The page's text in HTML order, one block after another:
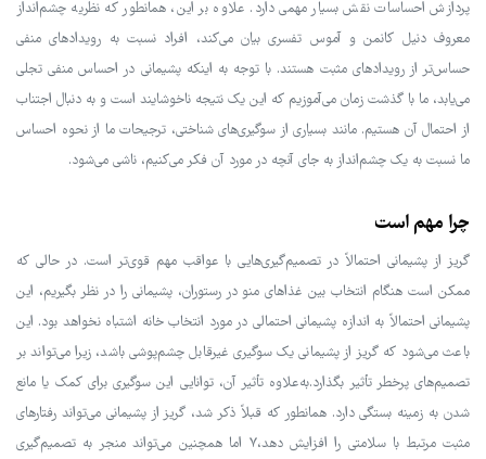
پردازش احساسات نقش بسیار مهمی دارد. علاوه بر این، همانطور که نظریه چشم‌انداز
معروف دنیل کانمن و آموس تفسری بیان می‌کند، افراد نسبت به رویدادهای منفی
حساس‌تر از رویدادهای مثبت هستند. با توجه به اینکه پشیمانی در احساس منفی تجلی
می‌یابد، ما با گذشت زمان می‌آموزیم که این یک نتیجه ناخوشایند است و به دنبال اجتناب
از احتمال آن هستیم. مانند بسیاری از سوگیری‌های شناختی، ترجیحات ما از نحوه احساس
ما نسبت به یک چشم‌انداز به جای آنچه در مورد آن فکر می‌کنیم، ناشی می‌شود.
چرا مهم است
گریز از پشیمانی احتمالاً در تصمیم‌گیری‌هایی با عواقب مهم قوی‌تر است. در حالی که
ممکن است هنگام انتخاب بین غذاهای منو در رستوران، پشیمانی را در نظر بگیریم، این
پشیمانی احتمالاً به اندازه پشیمانی احتمالی در مورد انتخاب خانه اشتباه نخواهد بود. این
باعث می‌شود که گریز از پشیمانی یک سوگیری غیرقابل چشم‌پوشی باشد، زیرا می‌تواند بر
تصمیم‌های پرخطر تأثیر بگذارد.به‌علاوه تأثیر آن، توانایی این سوگیری برای کمک یا مانع
شدن به زمینه بستگی دارد. همانطور که قبلاً ذکر شد، گریز از پشیمانی می‌تواند رفتارهای
مثبت مرتبط با سلامتی را افزایش دهد،۷ اما همچنین می‌تواند منجر به تصمیم‌گیری